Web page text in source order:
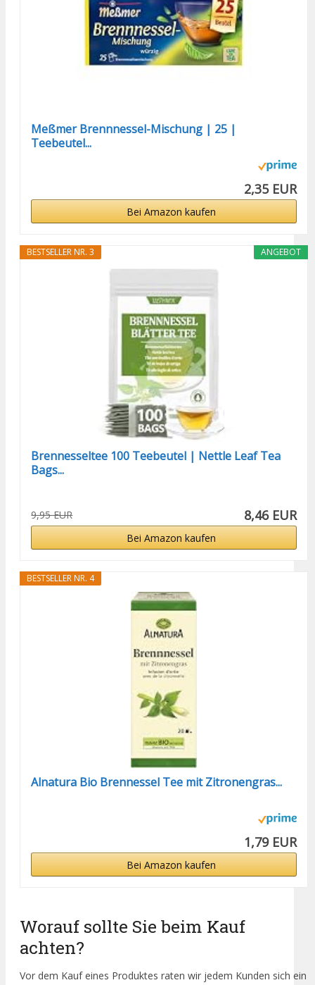
Meßmer Brennnessel-Mischung | 25 |
Teebeutel...
2,35 EUR
Bei Amazon kaufen
ANGEBOT
BESTSELLER NR. 3
Brennesseltee 100 Teebeutel | Nettle Leaf Tea
Bags...
9,95 EUR 8,46 EUR
Bei Amazon kaufen
BESTSELLER NR. 4
Alnatura Bio Brennessel Tee mit Zitronengras...
1,79 EUR
Bei Amazon kaufen
Worauf sollte Sie beim Kauf
achten?
Vor dem Kauf eines Produktes raten wir jedem Kunden sich ein